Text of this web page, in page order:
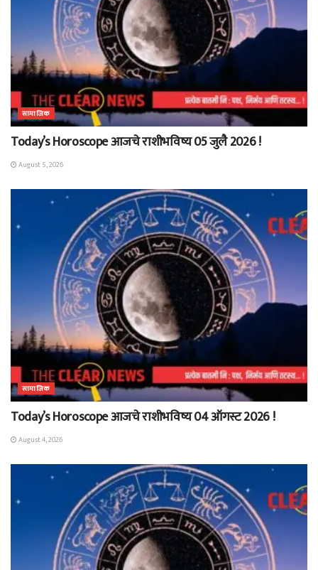
सामाजिक
Today’s Horoscope आजचे राशीभविष्य 05 जुलै 2026 !
August 5, 2026
सामाजिक
Today’s Horoscope आजचे राशीभविष्य 04 ऑगस्ट 2026 !
August 4, 2026